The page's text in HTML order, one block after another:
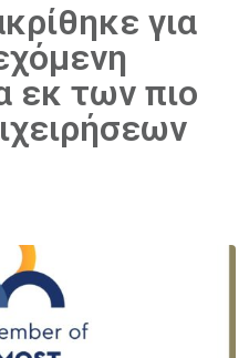
για
εκ των πιο